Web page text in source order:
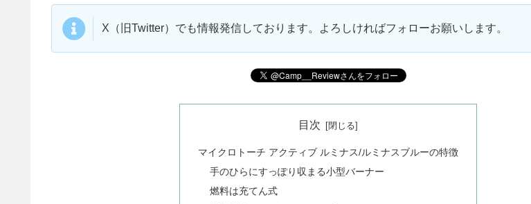
X（旧Twitter）でも情報発信しております。よろしければフォローお願いします。
目次
マイクロトーチ アクティブ ルミナス/ルミナスブルーの特徴
手のひらにすっぽり収まる小型バーナー
燃料は充てん式